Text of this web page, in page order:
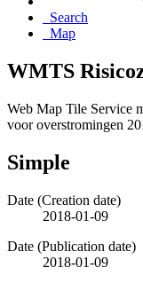
Search
Map
WMTS
Web Map Tile Service
voor overstromingen
Simple
Date (Creation date)
2018-01-09
Date (Publication date)
2018-01-09